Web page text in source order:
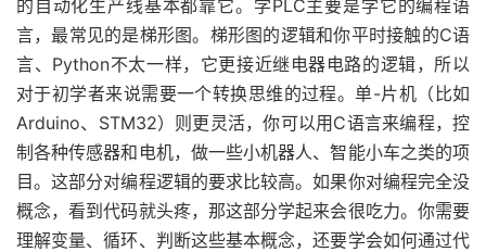
的自动化生产线基本都靠它。学PLC主要是学它的编程语
言，最常见的是梯形图。梯形图的逻辑和你平时接触的C语
言、Python不太一样，它更接近继电器电路的逻辑，所以
对于初学者来说需要一个转换思维的过程。单-片机（比如
Arduino、STM32）则更灵活，你可以用C语言来编程，控
制各种传感器和电机，做一些小机器人、智能小车之类的项
目。这部分对编程逻辑的要求比较高。如果你对编程完全没
概念，看到代码就头疼，那这部分学起来会很吃力。你需要
理解变量、循环、判断这些基本概念，还要学会如何通过代